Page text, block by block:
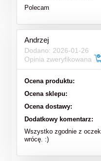
Polecam
Andrzej
Dodano: 2026-01-26
Opinia zweryfikowana
Ocena produktu:
Ocena sklepu:
Ocena dostawy:
Dodatkowy komentarz:
Wszystko zgodnie z
wrócę. :)